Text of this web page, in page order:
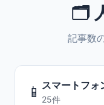
🗂️
記事数
📱 スマートフォ
25件